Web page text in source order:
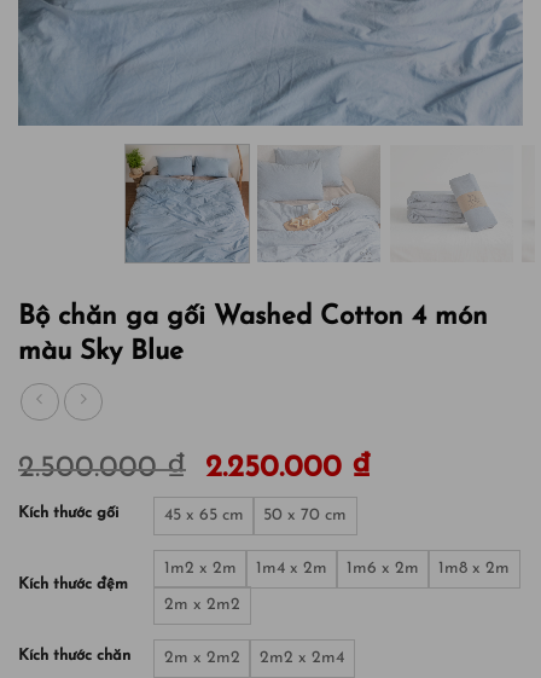
Bộ chăn ga gối Washed Cotton 4 món
màu Sky Blue
2.500.000₫ 2.250.000 ₫
Kích thước gối 45 x 65 cm 50 x 70 cm
Kích thước đệm
1m2 x 2m 1m4 x 2m 1m6 x 2m
1m8 x 2m
2m x 2m2
Kích thước chăn 2m x 2m2 2m2 x 2m4